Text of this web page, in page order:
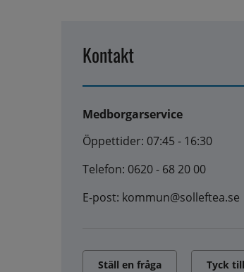
Kontakt
Medborgarservice
Öppettider: 07:45 - 16:30
Telefon: 0620 - 68 20 00
E-post: kommun@solleftea.se
Ställ en fråga Tyck